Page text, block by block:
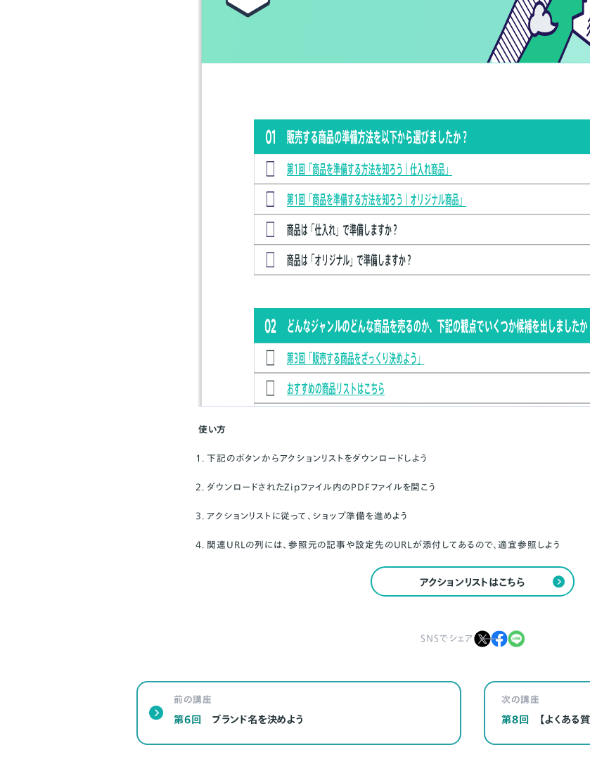
使い方
下記のボタンからアクションリストをダウンロードしよう
ダウンロードされたZipファイル内のPDFファイルを開こう
アクションリストに従って、ショップ準備を進めよう
関連URLの列には、参照元の記事や設定先のURLが添付してあるので、適宜参照しよう
アクションリストはこちら
SNSでシェア
前の講座
第6回 ブランド名を決めよう
次の講座
第8回 【よくある